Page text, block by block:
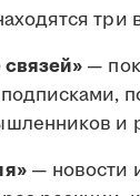
три
—
и
— новости